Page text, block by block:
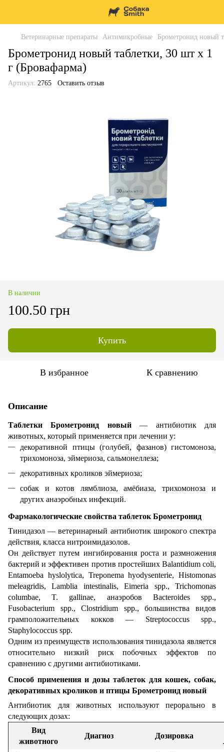
Ветеринарные препараты Антимикробные Брометронид новый
Брометронид новый таблетки, 30 шт х 1
г (Бровафарма)
Артикул: 2765 Оставить отзыв
В наличии
100.50 грн
Купить
В избранное К сравнению
Описание
Таблетки Брометронид новый— антибиотик для
животных, который применяется при лечении у:
декоративной птицы (голубей, фазанов) гистомоноза,
трихомоноза, эймериоза, сальмонеллеза;
декоративных кроликов эймериоза;
собак и котов лямблиоза, амёбиаза, трихомоноза и
других анаэробных инфекций.
Фармакологические свойства таблеток Брометронид
Тинидазол — ветеринарный антибиотик широкого спектра
действия, класса нитроимидазолов.
Он действует путем ингибирования роста и размножения
бактерий и эффективен против простейших Balantidium coli,
Entamoeba hyslolytica, Treponema hyodysenterie, Histomonas
meleagridis, Lamblia intestinalis, Eimeria spp., Trichomonas
columbae, T. gallinae, анаэробов Bacteroides spp.,
Fusobacterium spp., Clostridium spp., большинства видов
грамположительных кокков — Streptococcus spp.,
Staphylococcus spp.
Одним из преимуществ использования тинидазола является
относительно низкий риск побочных эффектов по
сравнению с другими антибиотиками.
Способ применения и дозы таблеток для кошек, собак,
декоративных кроликов и птицы Брометронид новый
Антибиотик для животных используют перорально в
следующих дозах:
Вид
животного
Диагноз Дозировка